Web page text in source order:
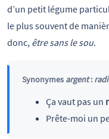
d’un petit légume
le plus souvent de
donc, être sans le sou.
Synonymes argent:
Ça vaut pas un
Prête-moi un